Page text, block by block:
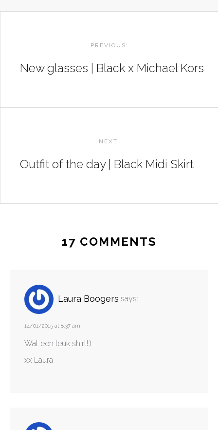
NAVIGATION
PREVIOUS:
New glasses | Black x Michael Kors
NEXT:
Outfit of the day | Black Midi Skirt
17 COMMENTS
Laura Boogers says:
14/01/2015 at 8:37 am
Wat een leuk shirt!:)
xx Laura